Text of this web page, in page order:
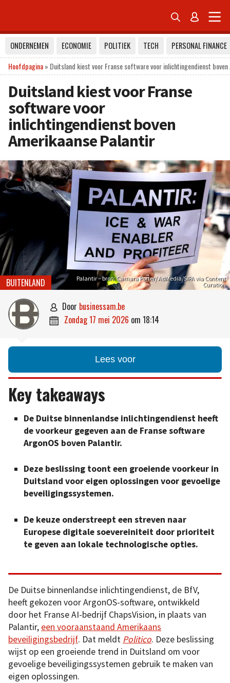
 
ONDERNEMEN ECONOMIE POLITIEK TECH
PERSONAL FINANCE
Hoofdpagina» Duitsland kiest voor Franse software voor inlichtingendienst
Duitsland kiest voor Franse
software voor
inlichtingendienst boven
Amerikaanse Palantir
Palantir – bron: Camara Porter/ AdMedia/SIPA via Content
Curation
BUITENLAND
 door businessam.be
 zondag 17 mei 2026 om 18:14
Lees voor
Key takeaways
De Duitse binnenlandse inlichtingendienst heeft
de voorkeur gegeven aan de Franse software
ArgonOS boven Palantir.
Deze beslissing toont een groeiende voorkeur in
Duitsland voor eigen oplossingen voor gevoelige
beveiligingssystemen.
De keuze onderstreept een streven naar
Europese digitale soevereiniteit door prioriteit
te geven aan lokale technologische opties.
De Duitse binnenlandse inlichtingendienst, de BfV,
heeft gekozen voor ArgonOS-software, ontwikkeld
door het Franse AI-bedrijf ChapsVision, in plaats van
Palantir, een vooraanstaand Amerikaans
beveiligingsbedrijf. Dat meldt Politico. Deze beslissing
wijst op een groeiende trend in Duitsland om voor
gevoelige beveiligingssystemen gebruik te maken van
eigen oplossingen.